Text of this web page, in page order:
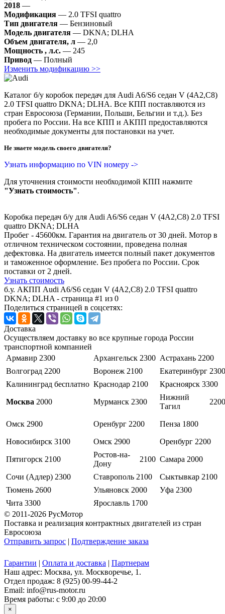
2018 —
Модификация — 2.0 TFSI quattro
Тип двигателя — Бензиновый
Модель двигателя — DKNA; DLHA
Объем двигателя, л — 2,0
Мощность , л.с. — 245
Привод — Полный
Изменить модификацию >>
Каталог б/у коробок передач для Audi A6/S6 седан V (4A2,C8)
2.0 TFSI quattro DKNA; DLHA. Все КПП поставляются из
стран Евросоюза (Германии, Польши, Бельгии и т.д.). Без
пробега по России. На все КПП и АКПП предоставляются
необходимые документы для постановки на учет.
Не знаете модель своего двигателя?
Узнать информацию по VIN номеру ->
Для уточнения стоимости необходимой КПП нажмите
"Узнать стоимость".
Коробка передач б/у для Audi A6/S6 седан V (4A2,C8) 2.0 TFSI
quattro DKNA; DLHA
Пробег - 45600км. Гарантия на двигатель от 30 дней. Мотор в
отличном техническом состоянии, проведена полная
дефектовка. На двигатель имеется полный пакет документов
и таможенное оформление. Без пробега по России. Срок
поставки от 2 дней.
Узнать стоимость
б.у. АКПП Audi A6/S6 седан V (4A2,C8) 2.0 TFSI quattro
DKNA; DLHA - страница #1 из 0
Поделиться страницей в соцсетях:
Доставка
Осуществляем доставку во все крупные города России
транспортной компанией
Армавир 2300 Архангельск 2300 Астрахань 2200
Волгоград 2200 Воронеж 2100 Екатеринбург 2300
Калининград бесплатно Краснодар 2100 Красноярск 3300
Москва 2000 Мурманск 2300
Нижний
Тагил
2200
Омск 2900 Оренбург 2200 Пенза 1800
Новосибирск 3100 Омск 2900 Оренбург 2200
Пятигорск 2100
Ростов-на-
Дону
2100 Самара 2000
Сочи (Адлер) 2300 Ставрополь 2100 Сыктывкар 2100
Тюмень 2600 Ульяновск 2000 Уфа 2300
Чита 3300 Ярославль 1700
© 2011-2026 РусМотор
Поставка и реализация контрактных двигателей из стран
Евросоюза
Отправить запрос | Подтверждение заказа
Гарантии | Оплата и доставка | Партнерам
Наш адрес: Москва, ул. Москворечье, 1.
Отдел продаж: 8 (925) 00-99-44-2
Email: info@rus-motor.ru
Время работы: с 9:00 до 20:00
×